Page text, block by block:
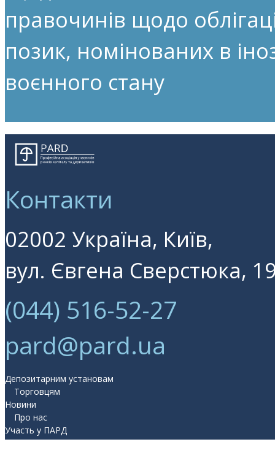
правочинів щодо
позик, номінованих в
воєнного стану
Контакти
02002 Україна, Київ,
вул. Євгена Сверстюка,
(044) 516-52-27
pard@pard.ua
Депозитарним установам
Торговцям
Новини
Про нас
Участь у ПАРД
Прес-центр